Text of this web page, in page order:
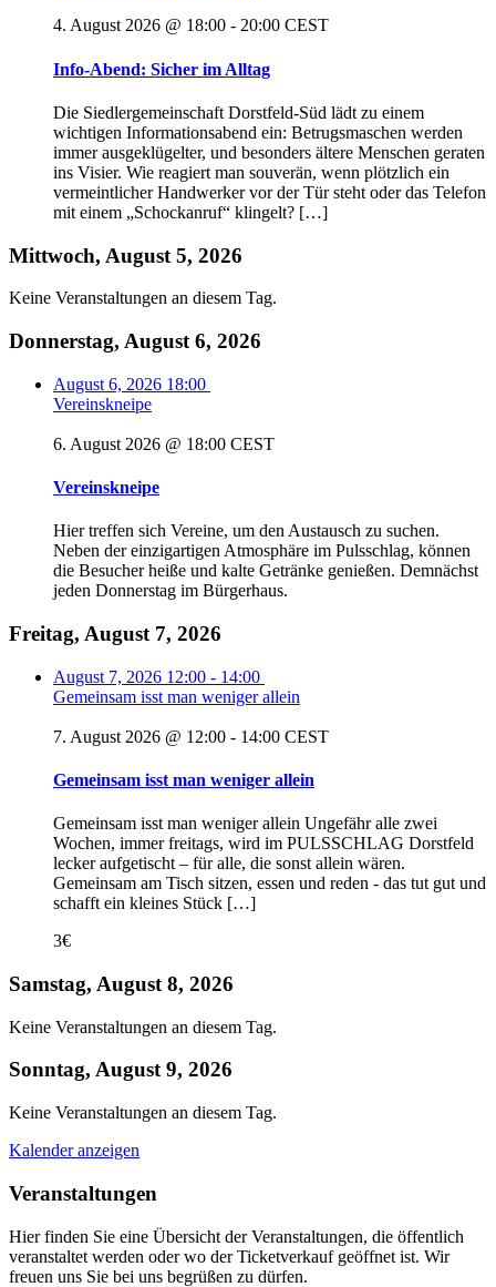
4. August 2026 @ 18:00 - 20:00 CEST
Info-Abend: Sicher im Alltag
Die Siedlergemeinschaft Dorstfeld-Süd lädt zu einem
wichtigen Informationsabend ein: Betrugsmaschen werden
immer ausgeklügelter, und besonders ältere Menschen geraten
ins Visier. Wie reagiert man souverän, wenn plötzlich ein
vermeintlicher Handwerker vor der Tür steht oder das Telefon
mit einem „Schockanruf“ klingelt? […]
Mittwoch, August 5, 2026
Keine Veranstaltungen an diesem Tag.
Donnerstag, August 6, 2026
August 6, 2026 18:00
Vereinskneipe
6. August 2026 @ 18:00 CEST
Vereinskneipe
Hier treffen sich Vereine, um den Austausch zu suchen.
Neben der einzigartigen Atmosphäre im Pulsschlag, können
die Besucher heiße und kalte Getränke genießen. Demnächst
jeden Donnerstag im Bürgerhaus.
Freitag, August 7, 2026
August 7, 2026 12:00 - 14:00
Gemeinsam isst man weniger allein
7. August 2026 @ 12:00 - 14:00 CEST
Gemeinsam isst man weniger allein
Gemeinsam isst man weniger allein Ungefähr alle zwei
Wochen, immer freitags, wird im PULSSCHLAG Dorstfeld
lecker aufgetischt – für alle, die sonst allein wären.
Gemeinsam am Tisch sitzen, essen und reden - das tut gut und
schafft ein kleines Stück […]
3€
Samstag, August 8, 2026
Keine Veranstaltungen an diesem Tag.
Sonntag, August 9, 2026
Keine Veranstaltungen an diesem Tag.
Kalender anzeigen
Veranstaltungen
Hier finden Sie eine Übersicht der Veranstaltungen, die öffentlich
veranstaltet werden oder wo der Ticketverkauf geöffnet ist. Wir
freuen uns Sie bei uns begrüßen zu dürfen.